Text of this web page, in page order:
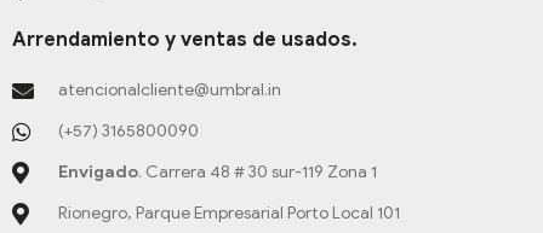
Arrendamiento y ventas de usados.
atencionalcliente@umbral.in
(+57) 3165800090
Envigado. Carrera 48 # 30 sur-119 Zona 1
Rionegro, Parque Empresarial Porto Local 101